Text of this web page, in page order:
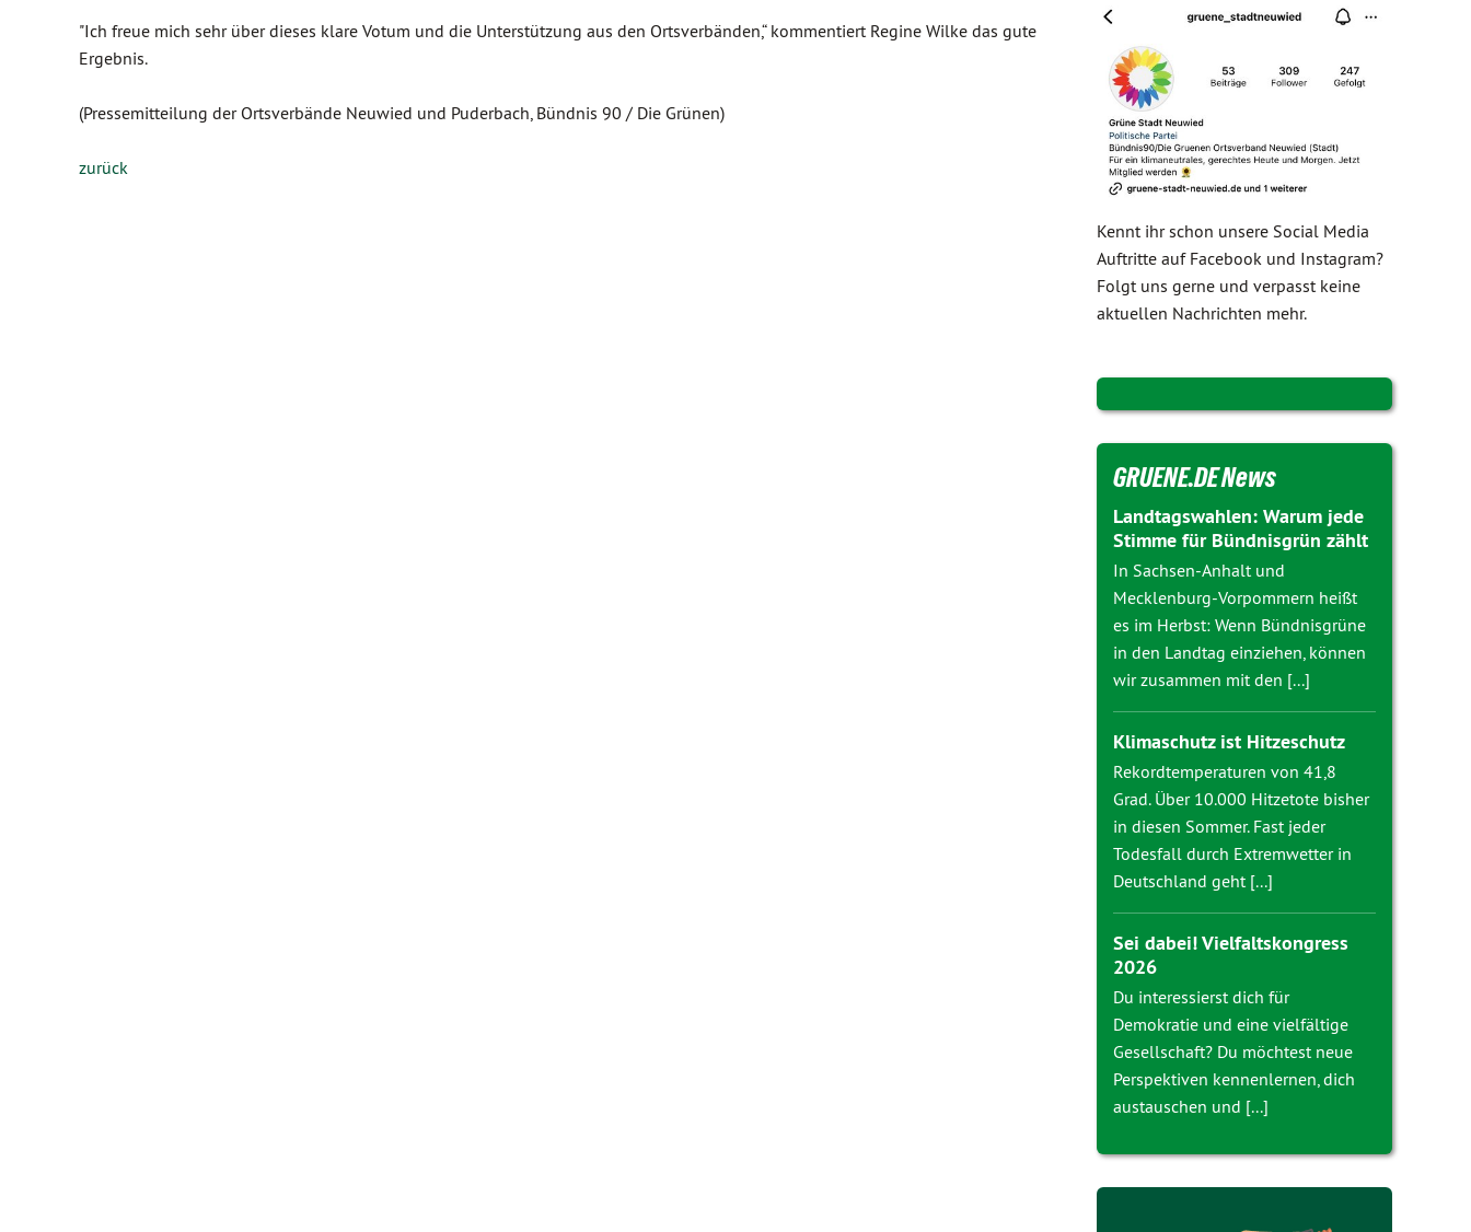
"Ich freue mich sehr über dieses klare Votum und die Unterstützung aus den Ortsverbänden,“ kommentiert Regine Wilke das gute
Ergebnis.
(Pressemitteilung der Ortsverbände Neuwied und Puderbach, Bündnis 90 / Die Grünen)
zurück
Kennt ihr schon unsere Social Media
Auftritte auf Facebook und Instagram?
Folgt uns gerne und verpasst keine
aktuellen Nachrichten mehr.
GRUENE.DE News
Landtagswahlen: Warum jede
Stimme für Bündnisgrün zählt
In Sachsen-Anhalt und
Mecklenburg-Vorpommern heißt
es im Herbst: Wenn Bündnisgrüne
in den Landtag einziehen, können
wir zusammen mit den [...]
Klimaschutz ist Hitzeschutz
Rekordtemperaturen von 41,8
Grad. Über 10.000 Hitzetote bisher
in diesen Sommer. Fast jeder
Todesfall durch Extremwetter in
Deutschland geht [...]
Sei dabei! Vielfaltskongress
2026
Du interessierst dich für
Demokratie und eine vielfältige
Gesellschaft? Du möchtest neue
Perspektiven kennenlernen, dich
austauschen und [...]